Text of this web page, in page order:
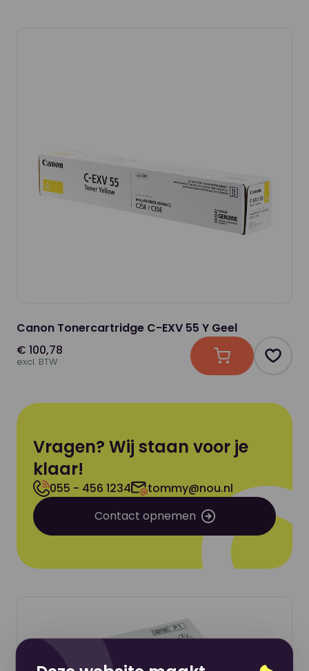
Canon Tonercartridge C-EXV 55 Y Geel
€ 100,78
excl. BTW In winkelwagen
Vragen? Wij staan voor je
klaar!
055 - 456 1234
tommy@nou.nl
Contact opnemen